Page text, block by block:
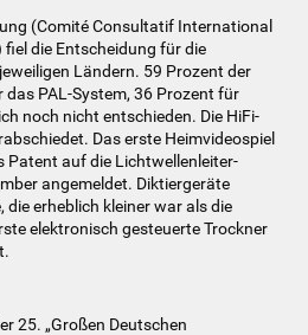
(Comité Consultatif International
die Entscheidung für die
Ländern. 59 Prozent der
PAL-System, 36 Prozent für
noch nicht entschieden. Die HiFi-
Das erste Heimvideospiel
Patent auf die Lichtwellenleiter-
angemeldet. Diktiergeräte
die erheblich kleiner war als die
elektronisch gesteuerte Trockner
25. „Großen Deutschen